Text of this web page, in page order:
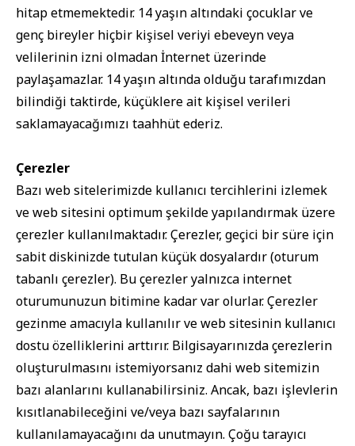
hitap etmemektedir. 14 yaşın altındaki çocuklar ve
genç bireyler hiçbir kişisel veriyi ebeveyn veya
velilerinin izni olmadan İnternet üzerinde
paylaşamazlar. 14 yaşın altında olduğu tarafımızdan
bilindiği taktirde, küçüklere ait kişisel verileri
saklamayacağımızı taahhüt ederiz.
Çerezler
Bazı web sitelerimizde kullanıcı tercihlerini izlemek
ve web sitesini optimum şekilde yapılandırmak üzere
çerezler kullanılmaktadır. Çerezler, geçici bir süre için
sabit diskinizde tutulan küçük dosyalardır (oturum
tabanlı çerezler). Bu çerezler yalnızca internet
oturumunuzun bitimine kadar var olurlar. Çerezler
gezinme amacıyla kullanılır ve web sitesinin kullanıcı
dostu özelliklerini arttırır. Bilgisayarınızda çerezlerin
oluşturulmasını istemiyorsanız dahi web sitemizin
bazı alanlarını kullanabilirsiniz. Ancak, bazı işlevlerin
kısıtlanabileceğini ve/veya bazı sayfalarının
kullanılamayacağını da unutmayın. Çoğu tarayıcı